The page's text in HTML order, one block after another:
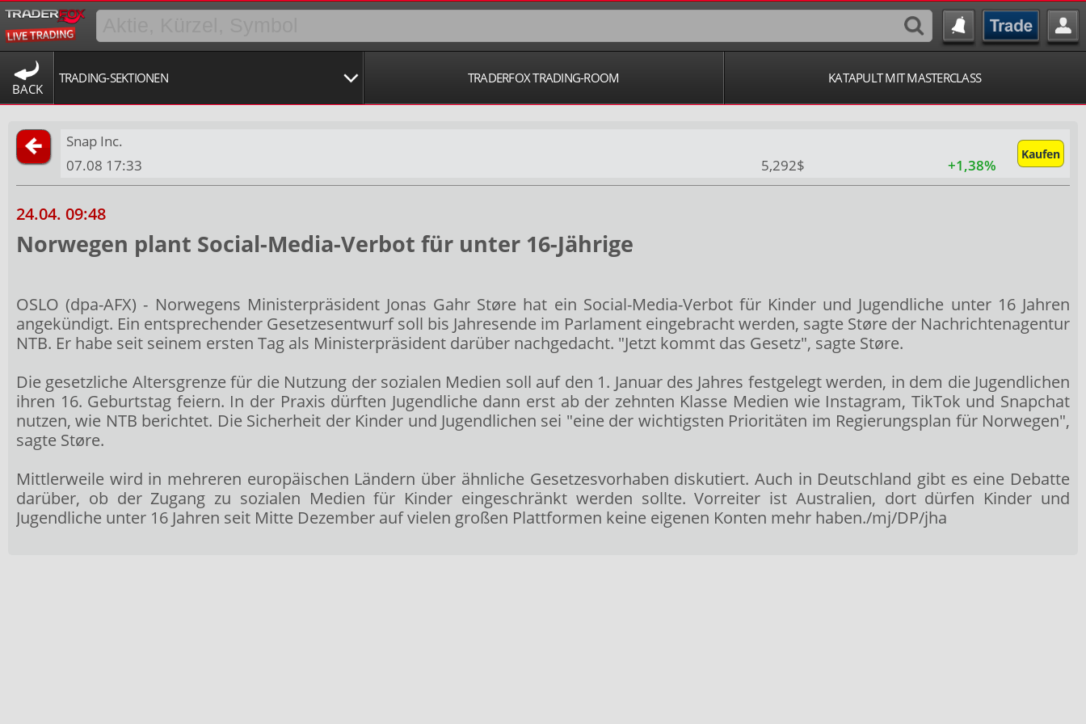
BACK
TRADING-SEKTIONEN TRADERFOX TRADING-ROOM KATAPULT MIT MASTERCLASS
Snap Inc.
Kaufen
07.08 17:33 5,292$ +1,38%
24.04. 09:48
Norwegen plant Social-Media-Verbot für unter 16-Jährige
OSLO (dpa-AFX) - Norwegens Ministerpräsident Jonas Gahr Støre hat ein Social-Media-Verbot für Kinder und Jugendliche unter 16 Jahren
angekündigt. Ein entsprechender Gesetzesentwurf soll bis Jahresende im Parlament eingebracht werden, sagte Støre der Nachrichtenagentur
NTB. Er habe seit seinem ersten Tag als Ministerpräsident darüber nachgedacht. "Jetzt kommt das Gesetz", sagte Støre.
Die gesetzliche Altersgrenze für die Nutzung der sozialen Medien soll auf den 1. Januar des Jahres festgelegt werden, in dem die Jugendlichen
ihren 16. Geburtstag feiern. In der Praxis dürften Jugendliche dann erst ab der zehnten Klasse Medien wie Instagram, TikTok und Snapchat
nutzen, wie NTB berichtet. Die Sicherheit der Kinder und Jugendlichen sei "eine der wichtigsten Prioritäten im Regierungsplan für Norwegen",
sagte Støre.
Mittlerweile wird in mehreren europäischen Ländern über ähnliche Gesetzesvorhaben diskutiert. Auch in Deutschland gibt es eine Debatte
darüber, ob der Zugang zu sozialen Medien für Kinder eingeschränkt werden sollte. Vorreiter ist Australien, dort dürfen Kinder und
Jugendliche unter 16 Jahren seit Mitte Dezember auf vielen großen Plattformen keine eigenen Konten mehr haben./mj/DP/jha